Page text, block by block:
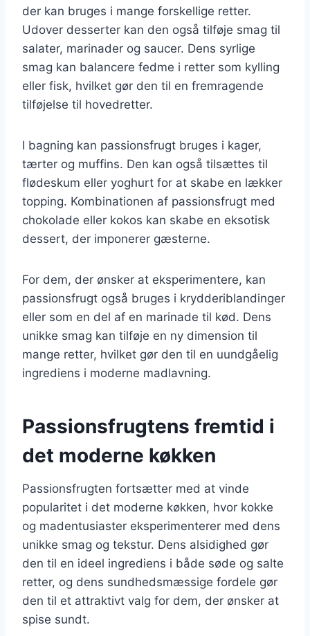
der kan bruges i mange forskellige retter.
Udover desserter kan den også tilføje smag til
salater, marinader og saucer. Dens syrlige
smag kan balancere fedme i retter som kylling
eller fisk, hvilket gør den til en fremragende
tilføjelse til hovedretter.
I bagning kan passionsfrugt bruges i kager,
tærter og muffins. Den kan også tilsættes til
flødeskum eller yoghurt for at skabe en lækker
topping. Kombinationen af passionsfrugt med
chokolade eller kokos kan skabe en eksotisk
dessert, der imponerer gæsterne.
For dem, der ønsker at eksperimentere, kan
passionsfrugt også bruges i krydderiblandinger
eller som en del af en marinade til kød. Dens
unikke smag kan tilføje en ny dimension til
mange retter, hvilket gør den til en uundgåelig
ingrediens i moderne madlavning.
Passionsfrugtens fremtid i
det moderne køkken
Passionsfrugten fortsætter med at vinde
popularitet i det moderne køkken, hvor kokke
og madentusiaster eksperimenterer med dens
unikke smag og tekstur. Dens alsidighed gør
den til en ideel ingrediens i både søde og salte
retter, og dens sundhedsmæssige fordele gør
den til et attraktivt valg for dem, der ønsker at
spise sundt.